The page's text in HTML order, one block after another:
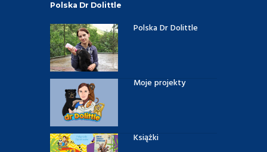
Polska Dr Dolittle
Polska Dr Dolittle
Moje projekty
Książki